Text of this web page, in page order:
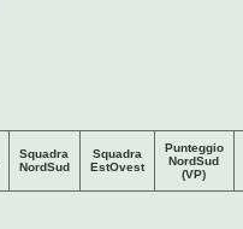
Squadra
NordSud
Squadra
EstOvest
Punteggio
NordSud
(VP)